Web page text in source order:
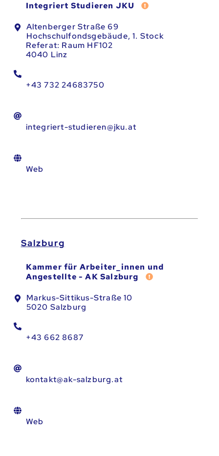
Integriert Studieren JKU Fehler melden
Altenberger Straße 69
Hochschulfondsgebäude, 1. Stock
Referat: Raum HF102
4040 Linz
+43 732 24683750
integriert-studieren@jku.at
Web
Salzburg
Kammer für Arbeiter_innen und
Angestellte - AK Salzburg
Fehler melden
Markus-Sittikus-Straße 10
5020 Salzburg
+43 662 8687
kontakt@ak-salzburg.at
Web